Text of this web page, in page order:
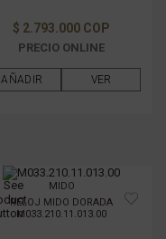
$ 2.793.000 COP
PRECIO ONLINE
AÑADIR VER
MIDO
RELOJ MIDO DORADA
M033.210.11.013.00